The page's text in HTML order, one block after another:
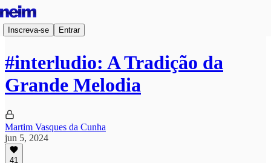
Inscreva-se Entrar
#interludio: A Tradição da
Grande Melodia
Martim Vasques da Cunha
jun 5, 2024
41